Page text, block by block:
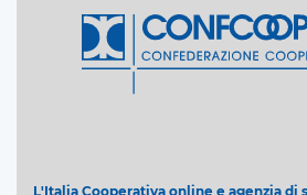
L'Italia Cooperativa online e agenzia di